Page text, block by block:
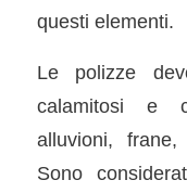
questi elementi.
Le polizze
calamitosi e
alluvioni,
Sono